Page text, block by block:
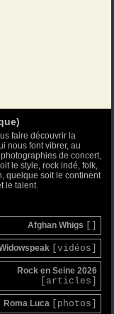
faire découvrir la
nous font vibrer, au
de concert,
le style, rock indé, folk,
quelque soit le continent
le talent.
Afghan Whigs
[vidéos]
Rock en Seine 2026
[articles]
Roma Luca [photos]